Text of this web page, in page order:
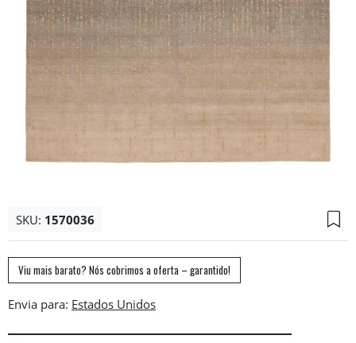
SKU: 1570036
Viu mais barato? Nós cobrimos a oferta – garantido!
Envia para: